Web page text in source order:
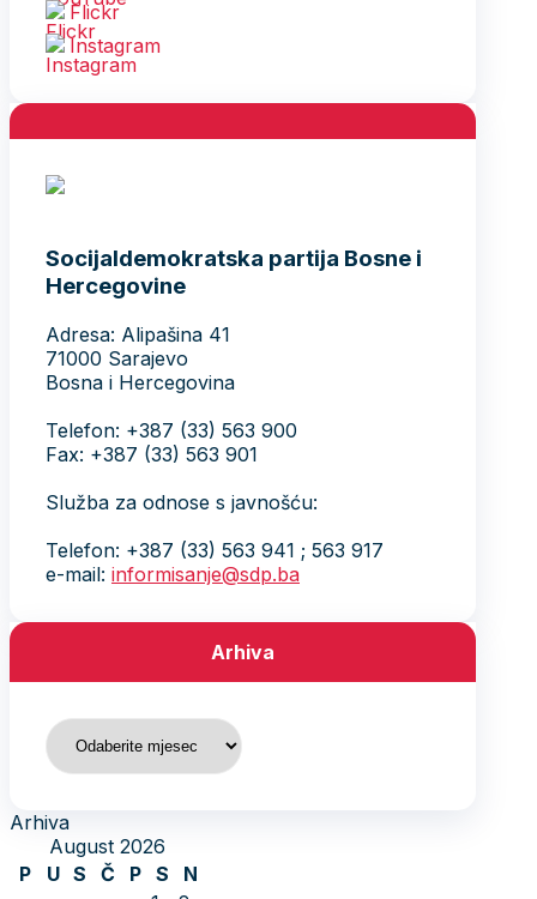
Flickr
Instagram
Socijaldemokratska partija Bosne i
Hercegovine
Adresa: Alipašina 41
71000 Sarajevo
Bosna i Hercegovina
Telefon: +387 (33) 563 900
Fax: +387 (33) 563 901
Služba za odnose s javnošću:
Telefon: +387 (33) 563 941 ; 563 917
e-mail: informisanje@sdp.ba
Arhiva
Arhiva
Arhiva
August 2026
P
U S Č P S
N